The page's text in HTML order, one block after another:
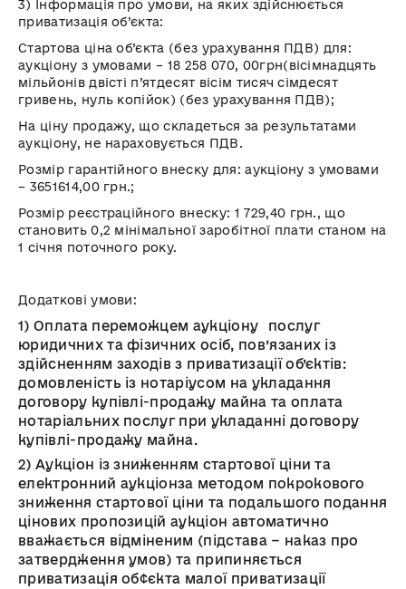
3)
Інформація про умови, на яких здійснюється
приватизація об’єкта:
Стартова ціна об’єкта (без урахування ПДВ) для:
аукціону з умовами – 18 258 070, 00грн(вісімнадцять
мільйонів двісті п’ятдесят вісім тисяч сімдесят
гривень, нуль копійок) (без урахування ПДВ);
На ціну продажу, що складеться за результатами
аукціону, не нараховується ПДВ.
Розмір гарантійного внеску для: аукціону з умовами
– 3651614,00 грн.;
Розмір реєстраційного внеску: 1 729,40 грн., що
становить 0,2 мінімальної заробітної плати станом на
1 січня поточного року.
Додаткові умови:
1) Оплата переможцем аукціону послуг
юридичних та фізичних осіб, пов’язаних із
здійсненням заходів з приватизації об’єктів:
домовленість із нотаріусом на укладання
договору купівлі-продажу майна та оплата
нотаріальних послуг при укладанні договору
купівлі-продажу майна.
2) Аукціон із зниженням стартової ціни та
електронний аукціонза методом покрокового
зниження стартової ціни та подальшого подання
цінових пропозицій аукціон автоматично
вважається відміненим (підстава − наказ про
затвердження умов) та припиняється
приватизація об¢єкта малої приватизації